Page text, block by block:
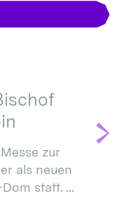
zur
als neuen
statt. ...